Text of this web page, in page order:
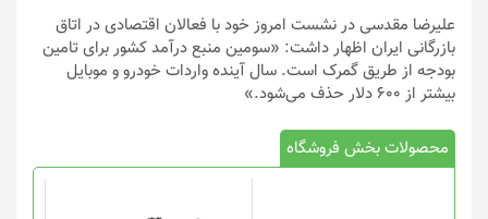
علیرضا مقدسی در نشست امروز خود با فعالان اقتصادی در اتاق
بازرگانی ایران اظهار داشت: «سومین منبع درآمد کشور برای تامین
بودجه از طریق گمرک است. سال آینده واردات خودرو و موبایل
بیشتر از 600 دلار حذف می‌شود.»
محصولات بخش فروشگاه